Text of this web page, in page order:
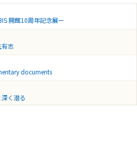
開館10周年記念展ー
有志
documents
く潜る